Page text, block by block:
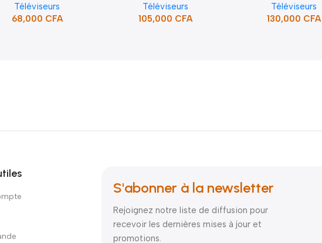
5132SA)
Téléviseurs
68,000 CFA
Téléviseurs
105,000 CFA
Téléviseurs
130,000 CFA
S'abonner à la newsletter
Rejoignez notre liste de diffusion pour
recevoir les dernières mises à jour et
promotions.